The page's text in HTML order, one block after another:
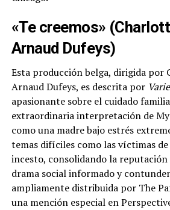
«Te creemos»
Arnaud Dufeys)
Esta producción belga, dirigida por
Arnaud Dufeys, es descrita por
apasionante sobre el cuidado
extraordinaria interpretación de
como una madre bajo estrés
temas difíciles como las víctimas
incesto, consolidando la reputación
drama social informado y
ampliamente distribuida por The
una mención especial en